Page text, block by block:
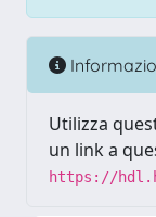
Utilizza
un link a
https://